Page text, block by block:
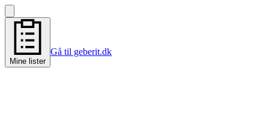
Mine lister
Gå til geberit.dk